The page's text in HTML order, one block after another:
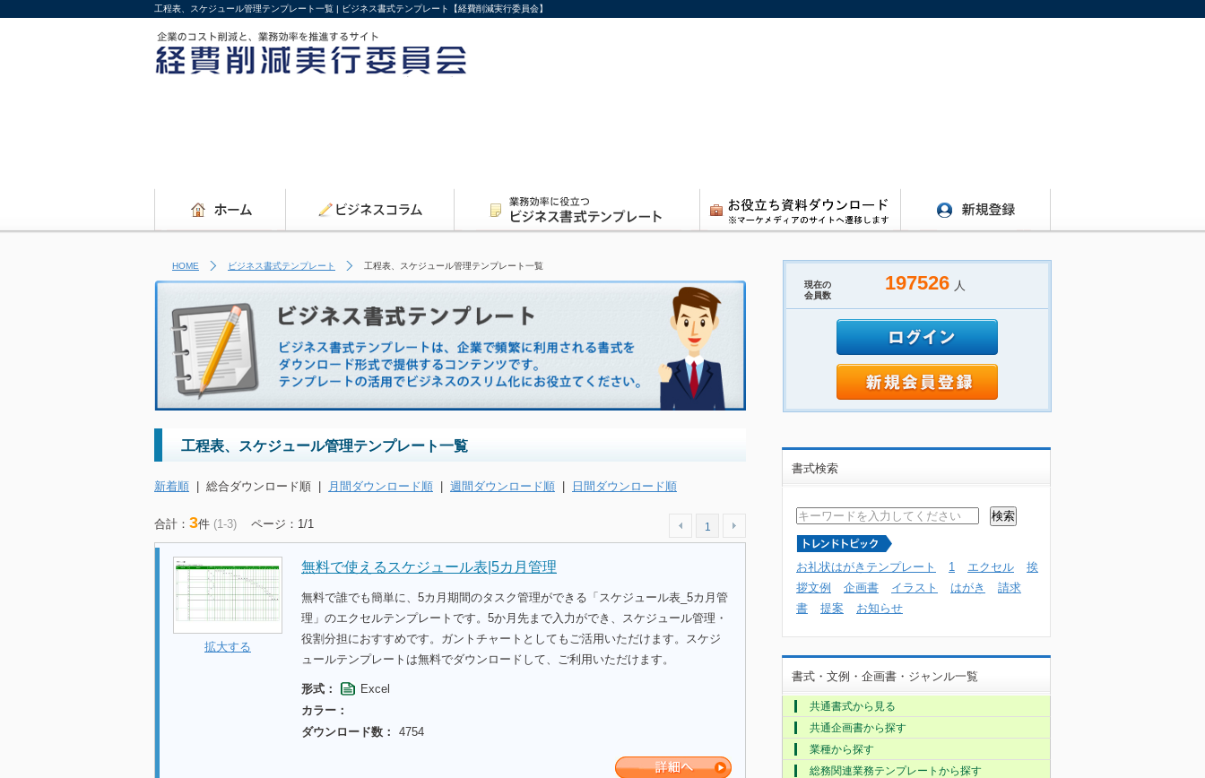
工程表、スケジュール管理テンプレート一覧 | ビジネス書式テンプレート【経費削減実行委員会】
HOME ビジネス書式テンプレート 工程表、スケジュール管理テンプレート一覧
工程表、スケジュール管理テンプレート一覧
新着順 | 総合ダウンロード順 | 月間ダウンロード順 | 週間ダウンロード順 | 日間ダウンロード順
合計： 3件 (1-3) ページ：1/1 1
拡大する
無料で使えるスケジュール表|5カ月管理
無料で誰でも簡単に、5カ月期間のタスク管理ができる「スケジュール表_5カ月管
理」のエクセルテンプレートです。5か月先まで入力ができ、スケジュール管理・
役割分担におすすめです。ガントチャートとしてもご活用いただけます。スケジ
ュールテンプレートは無料でダウンロードして、ご利用いただけます。
形式：
Excel
カラー：
ダウンロード数：
4754
現在の
会員数
197526 人
書式検索
お礼状はがきテンプレート 1 エクセル
挨
拶文例
企画書 イラスト はがき
請求
書
提案 お知らせ
書式・文例・企画書・ジャンル一覧
共通書式から見る
共通企画書から探す
業種から探す
総務関連業務テンプレートから探す